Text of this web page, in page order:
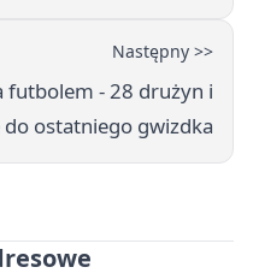
Następny >>
futbolem - 28 drużyn i
do ostatniego gwizdka